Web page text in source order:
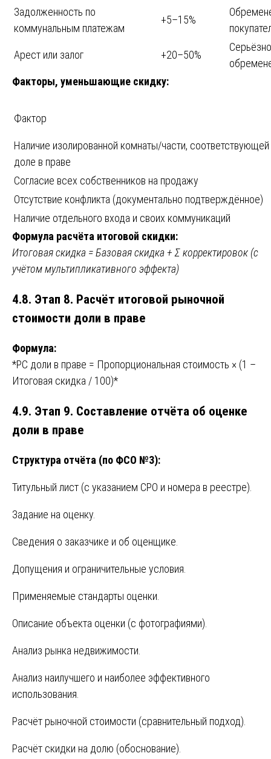
Задолженность по
коммунальным платежам
+5–15%
Арест или залог +20–50%
Факторы, уменьшающие скидку:
Фактор
Наличие изолированной комнаты/части, соответствующей
доле в праве
Согласие всех собственников на продажу
Отсутствие конфликта (документально подтверждённое)
Наличие отдельного входа и своих коммуникаций
Формула расчёта итоговой скидки:
Итоговая скидка = Базовая скидка + Σ корректировок (с
учётом мультипликативного эффекта)
4.8. Этап 8. Расчёт итоговой рыночной
стоимости доли в праве
Формула:
*РС доли в праве = Пропорциональная стоимость × (1 –
Итоговая скидка / 100)*
4.9. Этап 9. Составление отчёта об оценке
доли в праве
Структура отчёта (по ФСО №3):
Титульный лист (с указанием СРО и номера в реестре).
Задание на оценку.
Сведения о заказчике и об оценщике.
Допущения и ограничительные условия.
Применяемые стандарты оценки.
Описание объекта оценки (с фотографиями).
Анализ рынка недвижимости.
Анализ наилучшего и наиболее эффективного
использования.
Расчёт рыночной стоимости (сравнительный подход).
Расчёт скидки на долю (обоснование).